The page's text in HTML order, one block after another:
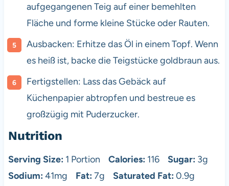
aufgegangenen Teig auf einer bemehlten
Fläche und forme kleine Stücke oder Rauten.
Ausbacken: Erhitze das Öl in einem Topf. Wenn
es heiß ist, backe die Teigstücke goldbraun aus.
Fertigstellen: Lass das Gebäck auf
Küchenpapier abtropfen und bestreue es
großzügig mit Puderzucker.
Nutrition
Serving Size: 1 Portion Calories: 116 Sugar: 3g
Sodium: 41mg Fat: 7g Saturated Fat: 0.9g